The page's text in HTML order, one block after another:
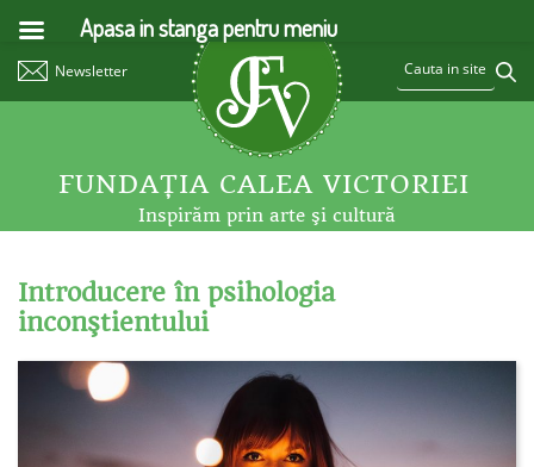
Newsletter
FUNDAŢIA CALEA VICTORIEI
Inspirăm prin arte şi cultură
Introducere în psihologia
inconştientului
Apasa in stanga pentru meniu